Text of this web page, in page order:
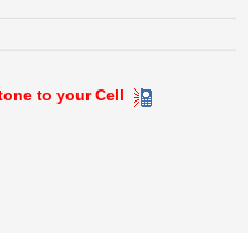
to your Cell